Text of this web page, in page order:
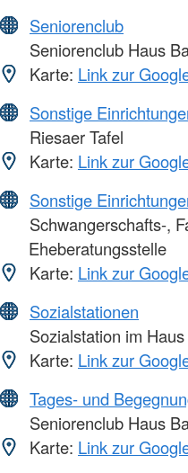
Seniorenclub
Seniorenclub Haus
Karte: Link zur
Sonstige
Riesaer Tafel
Karte: Link zur
Sonstige
Schwangerschafts-,
Eheberatungsstelle
Karte: Link zur
Sozialstationen
Sozialstation im
Karte: Link zur
Tages- und
Seniorenclub Haus
Karte: Link zur